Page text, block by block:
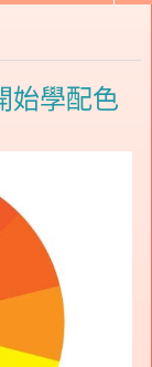
始學配色